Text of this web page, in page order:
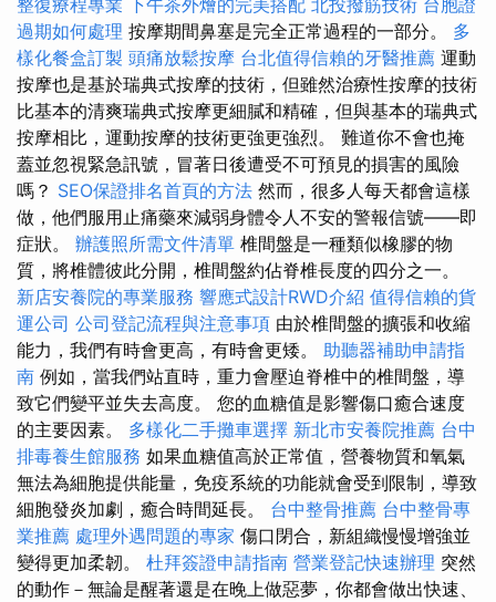
過期如何處理 按摩期間鼻塞是完全正常過程的一部分。 多
樣化餐盒訂製 頭痛放鬆按摩 台北值得信賴的牙醫推薦 運動
按摩也是基於瑞典式按摩的技術，但雖然治療性按摩的技術
比基本的清爽瑞典式按摩更細膩和精確，但與基本的瑞典式
按摩相比，運動按摩的技術更強更強烈。 難道你不會也掩
蓋並忽視緊急訊號，冒著日後遭受不可預見的損害的風險
嗎？ SEO保證排名首頁的方法 然而，很多人每天都會這樣
做，他們服用止痛藥來減弱身體令人不安的警報信號——即
症狀。 辦護照所需文件清單 椎間盤是一種類似橡膠的物
質，將椎體彼此分開，椎間盤約佔脊椎長度的四分之一。
新店安養院的專業服務 響應式設計RWD介紹 值得信賴的貨
運公司 公司登記流程與注意事項 由於椎間盤的擴張和收縮
能力，我們有時會更高，有時會更矮。 助聽器補助申請指
南 例如，當我們站直時，重力會壓迫脊椎中的椎間盤，導
致它們變平並失去高度。 您的血糖值是影響傷口癒合速度
的主要因素。 多樣化二手攤車選擇 新北市安養院推薦 台中
排毒養生館服務 如果血糖值高於正常值，營養物質和氧氣
無法為細胞提供能量，免疫系統的功能就會受到限制，導致
細胞發炎加劇，癒合時間延長。 台中整骨推薦 台中整骨專
業推薦 處理外遇問題的專家 傷口閉合，新組織慢慢增強並
變得更加柔韌。 杜拜簽證申請指南 營業登記快速辦理 突然
的動作－無論是醒著還是在晚上做惡夢，你都會做出快速、